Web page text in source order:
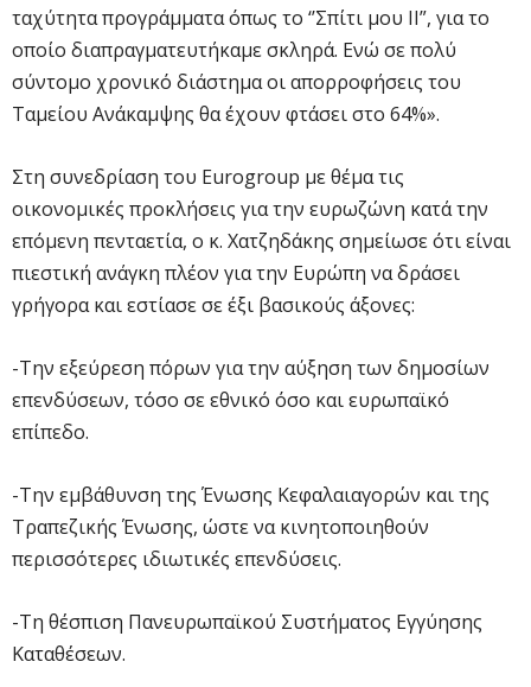
ταχύτητα προγράμματα όπως το ‘’Σπίτι μου ΙΙ”, για το
οποίο διαπραγματευτήκαμε σκληρά. Ενώ σε πολύ
σύντομο χρονικό διάστημα οι απορροφήσεις του
Ταμείου Ανάκαμψης θα έχουν φτάσει στο 64%».
Στη συνεδρίαση του Eurogroup με θέμα τις
οικονομικές προκλήσεις για την ευρωζώνη κατά την
επόμενη πενταετία, ο κ. Χατζηδάκης σημείωσε ότι είναι
πιεστική ανάγκη πλέον για την Ευρώπη να δράσει
γρήγορα και εστίασε σε έξι βασικούς άξονες:
-Την εξεύρεση πόρων για την αύξηση των δημοσίων
επενδύσεων, τόσο σε εθνικό όσο και ευρωπαϊκό
επίπεδο.
-Την εμβάθυνση της Ένωσης Κεφαλαιαγορών και της
Τραπεζικής Ένωσης, ώστε να κινητοποιηθούν
περισσότερες ιδιωτικές επενδύσεις.
-Τη θέσπιση Πανευρωπαϊκού Συστήματος Εγγύησης
Καταθέσεων.